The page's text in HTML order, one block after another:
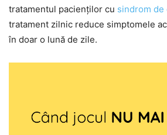
tratamentul pacienților cu sindrom
tratament zilnic reduce simptomele
în doar o lună de zile.